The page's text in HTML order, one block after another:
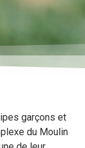
garçons et
du Moulin